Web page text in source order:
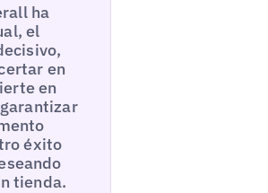
ha
el
en
en
éxito
tienda.